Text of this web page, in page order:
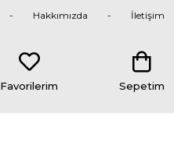
Hakkımızda İletişim
Sepetim
Favorilerim